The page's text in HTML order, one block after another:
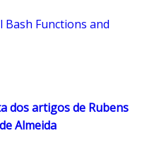
Functions and
dos artigos de Rubens
Almeida